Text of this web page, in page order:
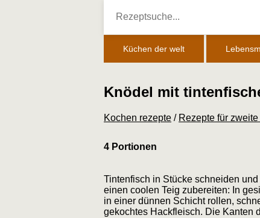
Küchen der welt
Knödel mit
Kochen rezepte / Rezepte für
4 Portionen
Tintenfisch in Stücke schneiden
einen coolen Teig zubereiten: In
in einer dünnen Schicht rollen,
gekochtes Hackfleisch. Die Kanten